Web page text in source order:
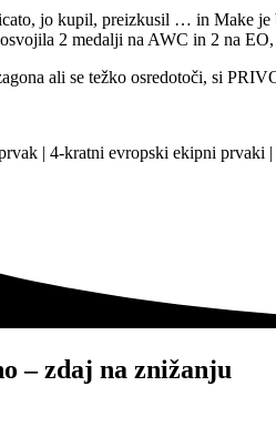
jo kupil, preizkusil … in Make
2 medalji na AWC in 2 na
ali se težko osredotoči, si
| 4-kratni evropski ekipni
– zdaj na znižanju